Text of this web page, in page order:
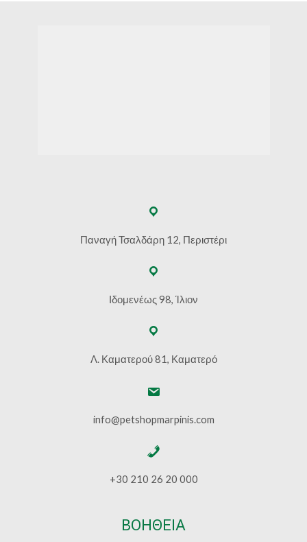
Παναγή Τσαλδάρη 12, Περιστέρι
Ιδομενέως 98, Ίλιον
Λ. Καματερού 81, Καματερό
info@petshopmarpinis.com
+30 210 26 20 000
ΒΟΗΘΕΙΑ